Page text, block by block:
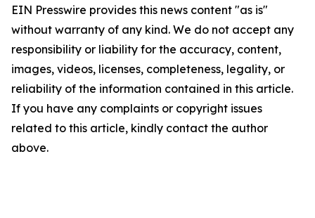
EIN Presswire provides this news content "as is"
without warranty of any kind. We do not accept any
responsibility or liability for the accuracy, content,
images, videos, licenses, completeness, legality, or
reliability of the information contained in this article.
If you have any complaints or copyright issues
related to this article, kindly contact the author
above.